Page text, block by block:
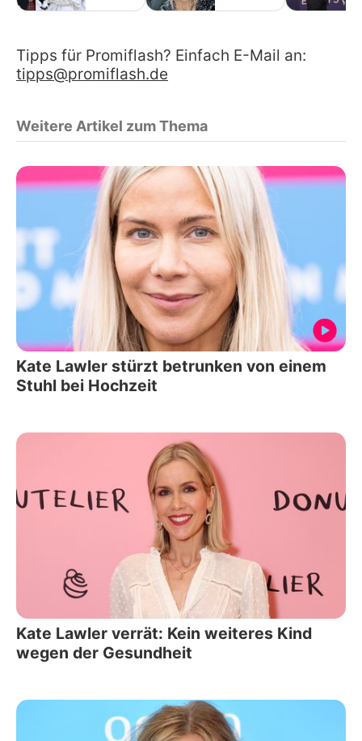
Tipps für Promiflash? Einfach E-Mail an:
tipps@promiflash.de
Weitere Artikel zum Thema
Kate Lawler stürzt betrunken von einem
Stuhl bei Hochzeit
Kate Lawler verrät: Kein weiteres Kind
wegen der Gesundheit